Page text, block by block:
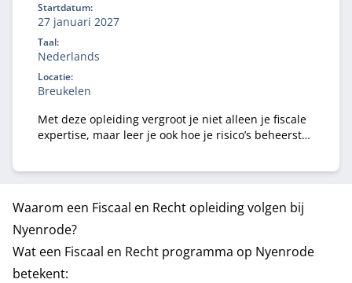
Startdatum:
27 januari 2027
Taal:
Nederlands
Locatie:
Breukelen
Met deze opleiding vergroot je niet alleen je fiscale
expertise, maar leer je ook hoe je risico’s beheerst
Waarom een Fiscaal en Recht opleiding volgen bij
Nyenrode?
Wat een Fiscaal en Recht programma op Nyenrode
betekent: